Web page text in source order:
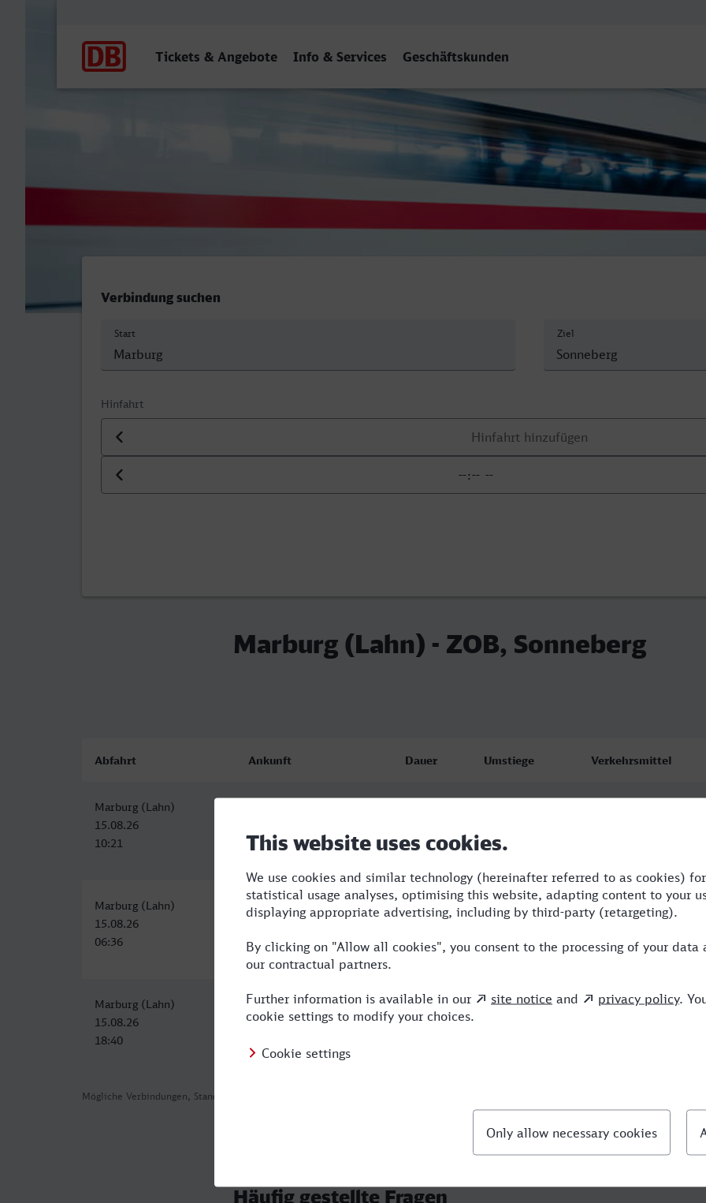
Tickets & Angebote Info & Services Geschäftskunden
Marburg (Lahn) - ZOB, Sonneberg
Verbindung suchen
Start Ziel
Hinfahrt
Datum der Hinfahrt
Uhrzeit der Hinfahrt
Marburg (Lahn) - ZOB, Sonneberg
Mögliche Verbindungen, Stand: 2026-08-01 03:10
Abfahrt Ankunft Dauer Umstiege Verkehrsmittel
Marburg (Lahn)
15.08.26
10:21
15:10
Marburg (Lahn)
15.08.26
06:36
ZOB, Sonneberg
15.08.26
12:10
5:34 4 BUS,RE,ICE,HLB
Marburg (Lahn)
15.08.26
18:40
ZOB, Sonneberg
16.08.26
5:32 3 BUS,RE,ICE,HLB
Häufig gestellte Fragen